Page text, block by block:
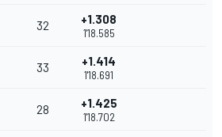
32 +1.308
1'18.585
33 +1.414
1'18.691
28 +1.425
1'18.702